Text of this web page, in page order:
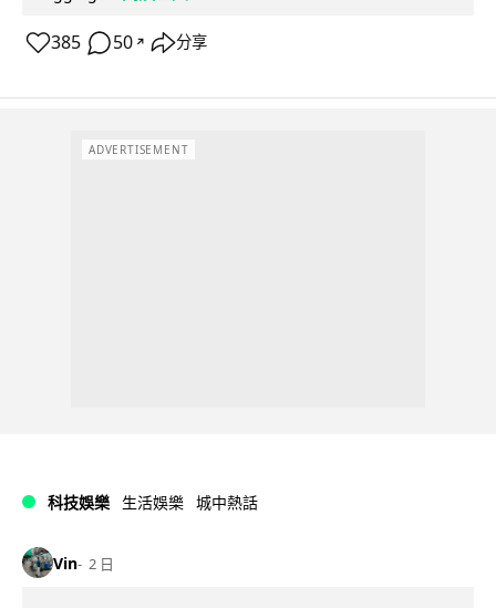
385 50 ↗ 分享
ADVERTISEMENT
科技娛樂 生活娛樂 城中熱話
Vin 2 日